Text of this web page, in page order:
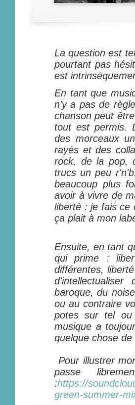
La question est
pourtant pas
est
En tant que
n'y a pas de
chanson peut
tout est permis.
des morceaux
rayés et des
rock, de la pop,
trucs un peu
beaucoup plus
avoir à vivre de
liberté : je fais ce
ça plait à mon
Ensuite, en tant
qui prime :
différentes,
baroque, du
ou au contraire
potes sur tel ou
musique a
quelque chose
Pour illustrer
passe
:https://
green-summer-